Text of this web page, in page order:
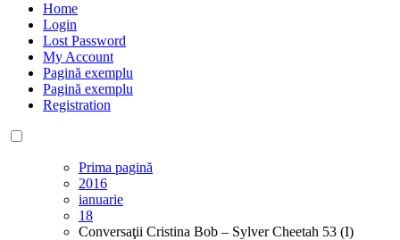
Home
Login
Lost Password
My Account
Pagină exemplu
Pagină exemplu
Registration
Prima pagină
2016
ianuarie
18
Conversaţii Cristina Bob – Sylver Cheetah 53 (I)